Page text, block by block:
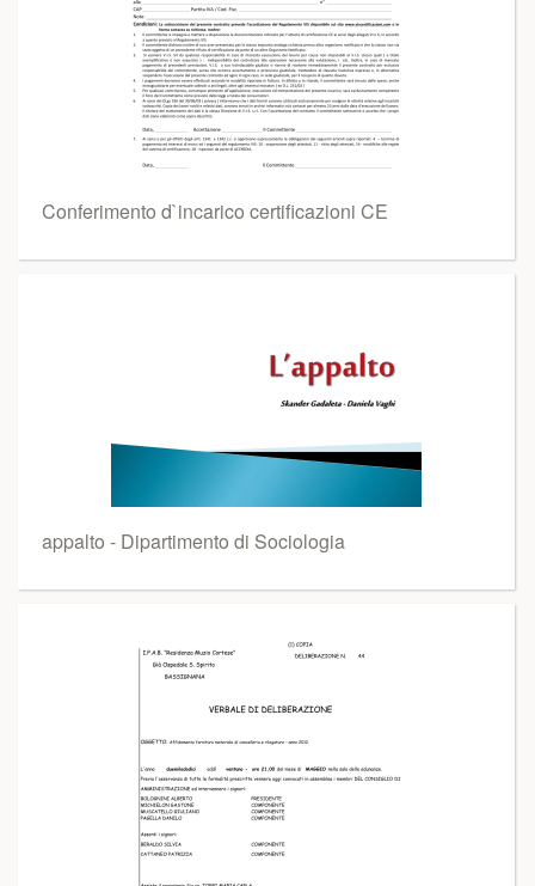
Conferimento d`incarico certificazioni CE
appalto - Dipartimento di Sociologia